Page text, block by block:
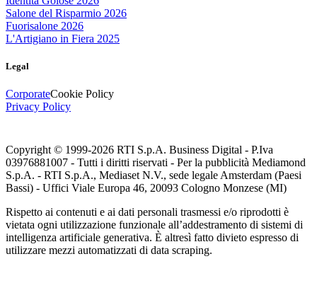
Salone del Risparmio 2026
Fuorisalone 2026
L'Artigiano in Fiera 2025
Legal
CorporateCookie Policy
Privacy Policy
Copyright © 1999-2026 RTI S.p.A. Business Digital - P.Iva
03976881007 - Tutti i diritti riservati - Per la pubblicità Mediamond
S.p.A. - RTI S.p.A., Mediaset N.V., sede legale Amsterdam (Paesi
Bassi) - Uffici Viale Europa 46, 20093 Cologno Monzese (MI)
Rispetto ai contenuti e ai dati personali trasmessi e/o riprodotti è
vietata ogni utilizzazione funzionale all’addestramento di sistemi di
intelligenza artificiale generativa. È altresì fatto divieto espresso di
utilizzare mezzi automatizzati di data scraping.